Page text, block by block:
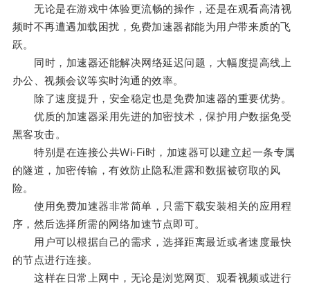
无论是在游戏中体验更流畅的操作，还是在观看高清视
频时不再遭遇加载困扰，免费加速器都能为用户带来质的飞
跃。
同时，加速器还能解决网络延迟问题，大幅度提高线上
办公、视频会议等实时沟通的效率。
除了速度提升，安全稳定也是免费加速器的重要优势。
优质的加速器采用先进的加密技术，保护用户数据免受
黑客攻击。
特别是在连接公共Wi-Fi时，加速器可以建立起一条专属
的隧道，加密传输，有效防止隐私泄露和数据被窃取的风
险。
使用免费加速器非常简单，只需下载安装相关的应用程
序，然后选择所需的网络加速节点即可。
用户可以根据自己的需求，选择距离最近或者速度最快
的节点进行连接。
这样在日常上网中，无论是浏览网页、观看视频或进行